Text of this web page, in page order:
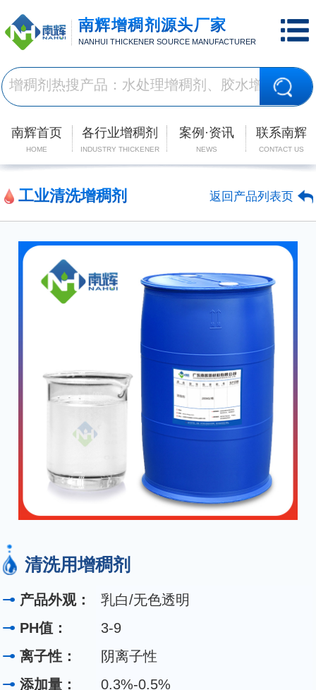
南辉增稠剂源头厂家
NANHUI THICKENER SOURCE MANUFACTURER
南辉首页
HOME
各行业增稠剂
INDUSTRY THICKENER
案例·资讯
NEWS
联系南辉
CONTACT US
工业清洗增稠剂 返回产品列表页
清洗用增稠剂
产品外观：
乳白/无色透明
PH值：
3-9
离子性：
阴离子性
添加量：
0.3%-0.5%